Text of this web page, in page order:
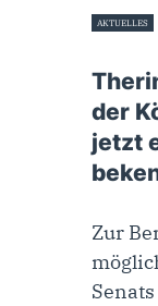
AKTUELLES
der
jetzt
Zur